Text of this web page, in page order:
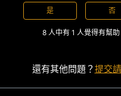
是 否
8 人中有 1 人覺得有幫助
還有其他問題？ 提交